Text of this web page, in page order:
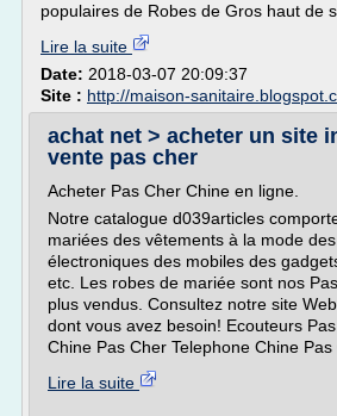
populaires de Robes de Gros haut de
Lire la suite
Date: 2018-03-07 20:09:37
Site : http://maison-
achat net > acheter un site
vente pas cher
Acheter Pas Cher Chine en ligne.
Notre catalogue d039articles
mariées des vêtements à la mode
électroniques des mobiles des
etc. Les robes de mariée sont nos
plus vendus. Consultez notre site
dont vous avez besoin! Ecouteurs
Chine Pas Cher Telephone Chine Pas
Lire la suite